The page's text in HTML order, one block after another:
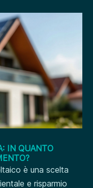
IN QUANTO
è una scelta
e risparmio